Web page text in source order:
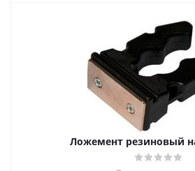
Ложемент резиновый